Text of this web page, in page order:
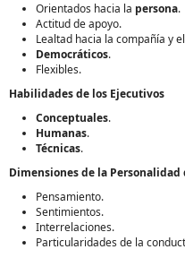
Orientados hacia la persona.
Actitud de apoyo.
Lealtad hacia la compañía y
Democráticos.
Flexibles.
Habilidades de los Ejecutivos
Conceptuales.
Humanas.
Técnicas.
Dimensiones de la Personalidad
Pensamiento.
Sentimientos.
Interrelaciones.
Particularidades de la